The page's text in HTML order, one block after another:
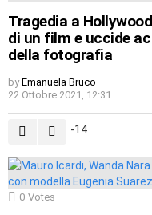
Tragedia a
di un film e uccide
della fotografia
by Emanuela Bruco
22 Ottobre 2021, 12:31
-14
0 Votes